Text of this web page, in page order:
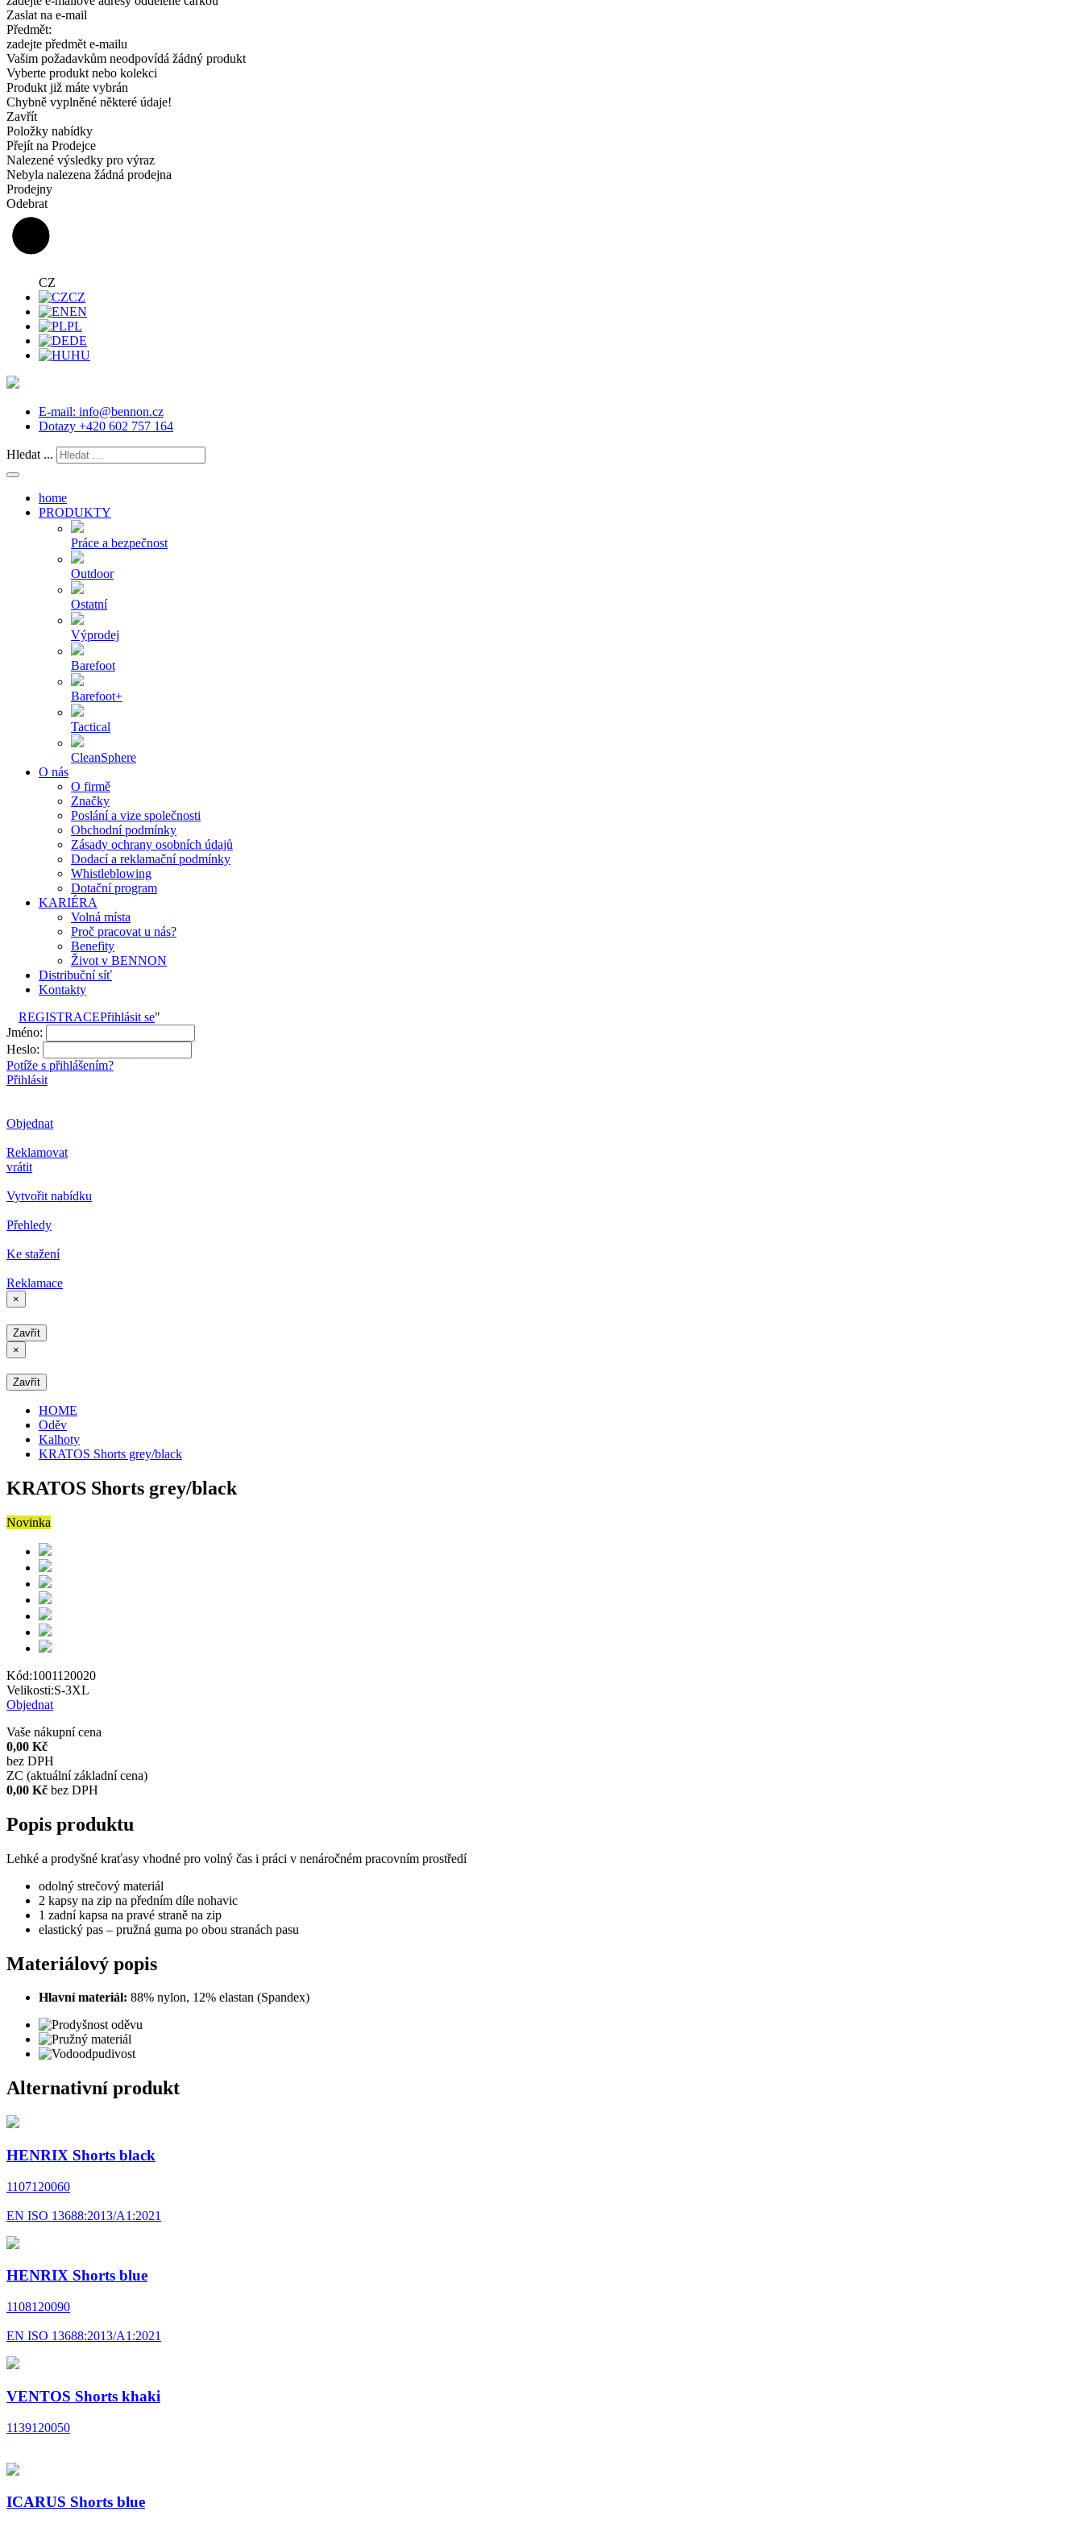
Zaslat na e-mail
Předmět:
zadejte předmět e-mailu
Vašim požadavkům neodpovídá žádný produkt
Vyberte produkt nebo kolekci
Produkt již máte vybrán
Chybně vyplněné některé údaje!
Zavřít
Položky nabídky
Přejít na Prodejce
Nalezené výsledky pro výraz
Nebyla nalezena žádná prodejna
Prodejny
Odebrat
CZ
CZ
EN
PL
DE
HU
E-mail: info@bennon.cz
Dotazy +420 602 757 164
Hledat ...
home
PRODUKTY
Práce a bezpečnost
Outdoor
Ostatní
Výprodej
Barefoot
Barefoot+
Tactical
CleanSphere
O nás
O firmě
Značky
Poslání a vize společnosti
Obchodní podmínky
Zásady ochrany osobních údajů
Dodací a reklamační podmínky
Whistleblowing
Dotační program
KARIÉRA
Volná místa
Proč pracovat u nás?
Benefity
Život v BENNON
Distribuční síť
Kontakty
REGISTRACEPřihlásit se"
Jméno:
Heslo:
Potíže s přihlášením?
Přihlásit
Objednat
Reklamovat
vrátit
Vytvořit nabídku
Přehledy
Ke stažení
Reklamace
×
Zavřít
×
Zavřít
HOME
Oděv
Kalhoty
KRATOS Shorts grey/black
KRATOS Shorts grey/black
Novinka
Kód:1001120020
Velikosti:S-3XL
Objednat
Vaše nákupní cena
0,00 Kč
bez DPH
ZC (aktuální základní cena)
0,00 Kč bez DPH
Popis produktu
Lehké a prodyšné kraťasy vhodné pro volný čas i práci v nenáročném pracovním prostředí
odolný strečový materiál
2 kapsy na zip na předním díle nohavic
1 zadní kapsa na pravé straně na zip
elastický pas – pružná guma po obou stranách pasu
Materiálový popis
Hlavní materiál: 88% nylon, 12% elastan (Spandex)
Alternativní produkt
HENRIX Shorts black
1107120060
EN ISO 13688:2013/A1:2021
HENRIX Shorts blue
1108120090
EN ISO 13688:2013/A1:2021
VENTOS Shorts khaki
1139120050
ICARUS Shorts blue